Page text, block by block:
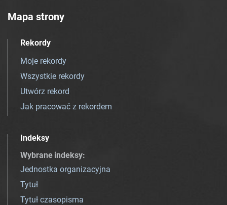
Mapa strony
Rekordy
Moje rekordy
Wszystkie rekordy
Utwórz rekord
Jak pracować z rekordem
Indeksy
Wybrane indeksy:
Jednostka organizacyjna
Tytuł
Tytuł czasopisma